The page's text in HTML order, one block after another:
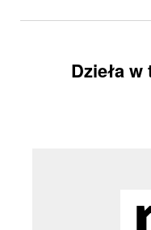
Dzieła